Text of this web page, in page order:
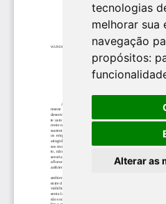
tecnologias
melhorar sua
navegação
propósitos:
Alterar as